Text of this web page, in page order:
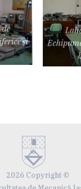
şi
2026 Copyright ©